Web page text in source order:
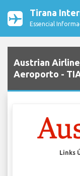
Tirana
Essencial
Austrian
Aeroporto -
Links